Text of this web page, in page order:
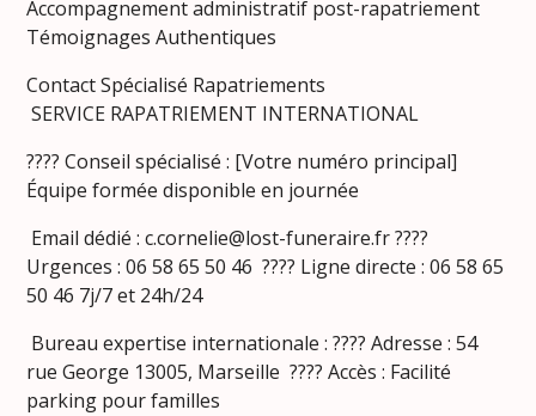
Accompagnement administratif post-rapatriement
Témoignages Authentiques
Contact Spécialisé Rapatriements
SERVICE RAPATRIEMENT INTERNATIONAL
???? Conseil spécialisé : [Votre numéro principal]
Équipe formée disponible en journée
Email dédié : c.cornelie@lost-funeraire.fr ????
Urgences : 06 58 65 50 46 ???? Ligne directe : 06 58 65
50 46 7j/7 et 24h/24
Bureau expertise internationale : ???? Adresse : 54
rue George 13005, Marseille ????️ Accès : Facilité
parking pour familles